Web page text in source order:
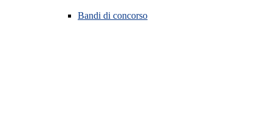
Bandi di concorso